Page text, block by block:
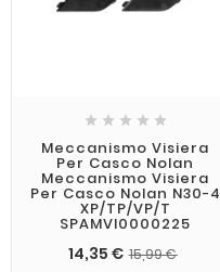
    
Meccanismo Visiera
Per Casco Nolan
Meccanismo Visiera
Per Casco Nolan N30-4
XP/TP/VP/T
SPAMVI0000225
14,35 € 15,99 €